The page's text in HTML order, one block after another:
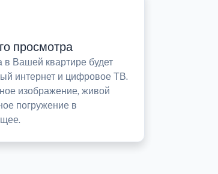
просмотра
в Вашей квартире будет
интернет и цифровое ТВ.
изображение, живой
погружение в